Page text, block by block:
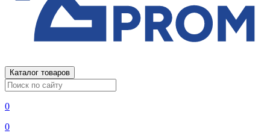
Каталог товаров
0
0